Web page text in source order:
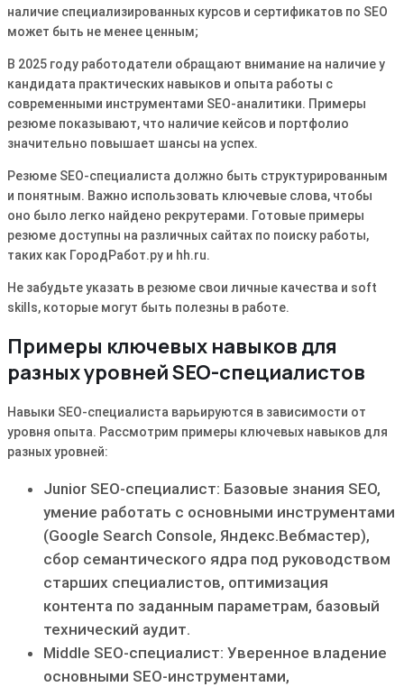
наличие специализированных курсов и сертификатов по SEO
может быть не менее ценным;
В 2025 году работодатели обращают внимание на наличие у
кандидата практических навыков и опыта работы с
современными инструментами SEO-аналитики. Примеры
резюме показывают, что наличие кейсов и портфолио
значительно повышает шансы на успех.
Резюме SEO-специалиста должно быть структурированным
и понятным. Важно использовать ключевые слова, чтобы
оно было легко найдено рекрутерами. Готовые примеры
резюме доступны на различных сайтах по поиску работы,
таких как ГородРабот.ру и hh.ru.
Не забудьте указать в резюме свои личные качества и soft
skills, которые могут быть полезны в работе.
Примеры ключевых навыков для
разных уровней SEO-специалистов
Навыки SEO-специалиста варьируются в зависимости от
уровня опыта. Рассмотрим примеры ключевых навыков для
разных уровней:
Junior SEO-специалист: Базовые знания SEO,
умение работать с основными инструментами
(Google Search Console, Яндекс.Вебмастер),
сбор семантического ядра под руководством
старших специалистов, оптимизация
контента по заданным параметрам, базовый
технический аудит.
Middle SEO-специалист: Уверенное владение
основными SEO-инструментами,